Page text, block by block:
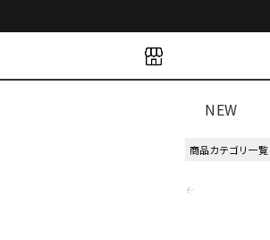
NEW
商品カテゴリ一覧